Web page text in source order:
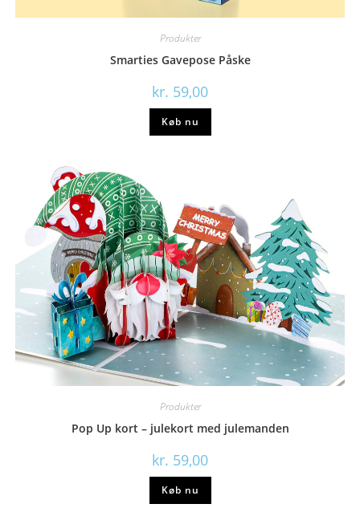
Produkter
Smarties Gavepose Påske
kr. 59,00
Køb nu
Produkter
Pop Up kort – julekort med julemanden
kr. 59,00
Køb nu